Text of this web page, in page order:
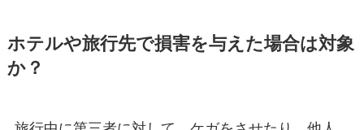
ホテルや旅行先で損害を与えた場合は対象
か？